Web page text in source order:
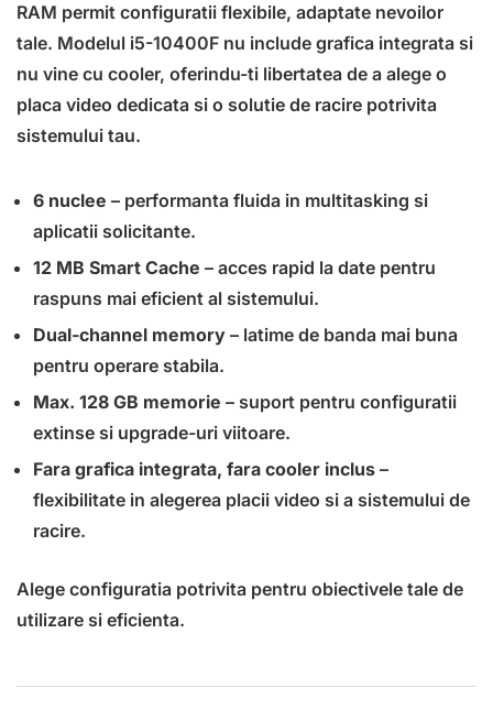
RAM permit configuratii flexibile, adaptate nevoilor
tale. Modelul i5-10400F nu include grafica integrata si
nu vine cu cooler, oferindu-ti libertatea de a alege o
placa video dedicata si o solutie de racire potrivita
sistemului tau.
6 nuclee – performanta fluida in multitasking si
aplicatii solicitante.
12 MB Smart Cache – acces rapid la date pentru
raspuns mai eficient al sistemului.
Dual-channel memory – latime de banda mai buna
pentru operare stabila.
Max. 128 GB memorie – suport pentru configuratii
extinse si upgrade-uri viitoare.
Fara grafica integrata, fara cooler inclus –
flexibilitate in alegerea placii video si a sistemului de
racire.
Alege configuratia potrivita pentru obiectivele tale de
utilizare si eficienta.